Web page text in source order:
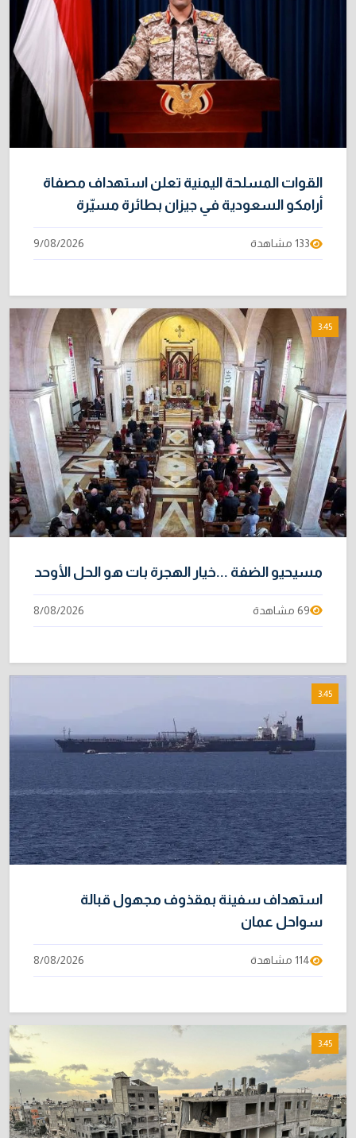
القوات المسلحة اليمنية تعلن استهداف مصفاة
أرامكو السعودية في جيزان بطائرة مسيّرة
133 مشاهدة 9/08/2026
3:45
مسيحيو الضفة ...خيار الهجرة بات هو الحل الأوحد
69 مشاهدة 8/08/2026
3:45
استهداف سفينة بمقذوف مجهول قبالة
سواحل عمان
114 مشاهدة 8/08/2026
3:45